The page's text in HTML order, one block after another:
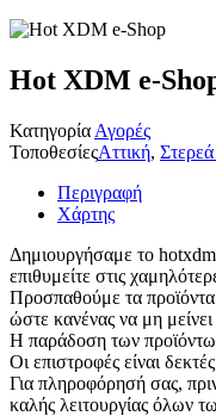
Hot XDM e-
Κατηγορία Αγορές
ΤοποθεσίεςΑττική,
Περιγραφή
Χάρτης
Δημιουργήσαμε το
επιθυμείτε στις
Προσπαθούμε τα
ώστε κανένας να μη
Η παράδοση των
Οι επιστροφές είναι
Για πληροφόρησή σας,
καλής λειτουργίας όλων